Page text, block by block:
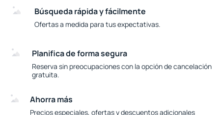
Búsqueda rápida y fácilmente
Ofertas a medida para tus expectativas.
Planifica de forma segura
Reserva sin preocupaciones con la opción de cancelación
gratuita.
Ahorra más
Precios especiales, ofertas y descuentos adicionales